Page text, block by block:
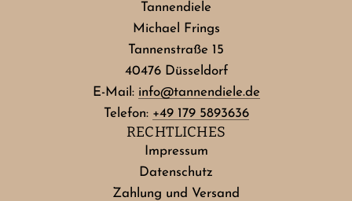
Tannendiele
Michael Frings
Tannenstraße 15
40476 Düsseldorf
E-Mail: info@tannendiele.de
Telefon: +49 179 5893636
RECHTLICHES
Impressum
Datenschutz
Zahlung und Versand